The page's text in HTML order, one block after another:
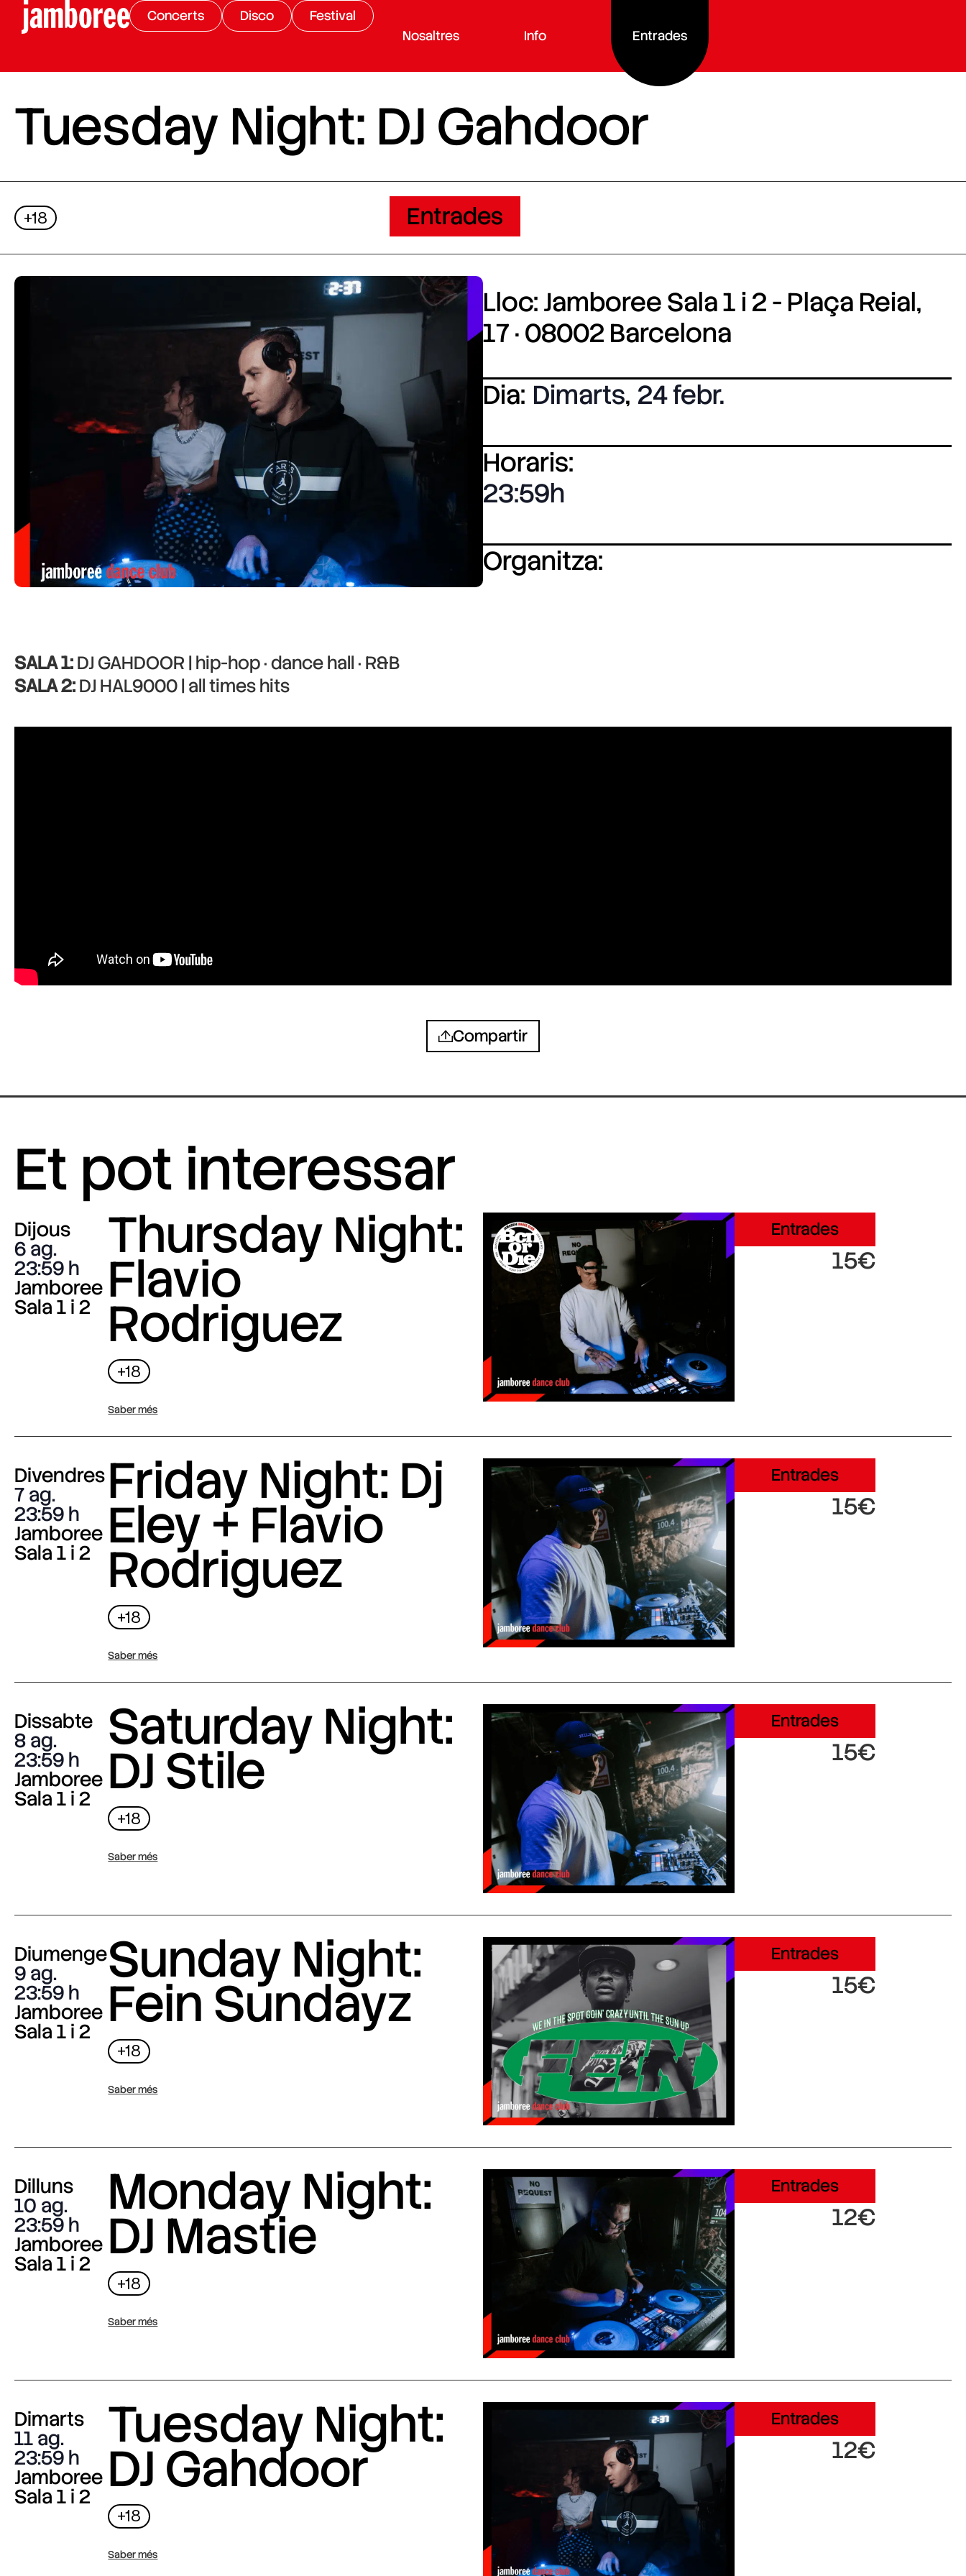
Concerts Disco
Festival
Nosaltres
Info Entrades
Tuesday Night: DJ Gahdoor
+18 Entrades
Lloc: Jamboree Sala 1 i 2 - Plaça Reial,
17 · 08002 Barcelona
Dia: Dimarts, 24 febr.
Horaris:
23:59
Organitza:
SALA 1:DJ GAHDOOR | hip-hop · dance hall · R&B
SALA 2:DJ HAL9000 | all times hits
Compartir
Et pot interessar
Dijous
6 ag.
23:59
Jamboree
Sala 1 i 2
Thursday Night:
Flavio
Rodriguez
+18
Saber més
Entrades
15€
Divendres
7 ag.
23:59
Jamboree
Sala 1 i 2
Friday Night: Dj
Eley + Flavio
Rodriguez
+18
Saber més
Entrades
15€
Dissabte
8 ag.
23:59
Jamboree
Sala 1 i 2
Saturday Night:
DJ Stile
+18
Saber més
Entrades
15€
Diumenge
9 ag.
23:59
Jamboree
Sala 1 i 2
Sunday Night:
Fein Sundayz
+18
Saber més
Entrades
15€
Dilluns
10 ag.
23:59
Jamboree
Sala 1 i 2
Monday Night:
DJ Mastie
+18
Saber més
Entrades
12€
Dimarts
11 ag.
23:59
Jamboree
Sala 1 i 2
Tuesday Night:
DJ Gahdoor
+18
Saber més
Entrades
12€